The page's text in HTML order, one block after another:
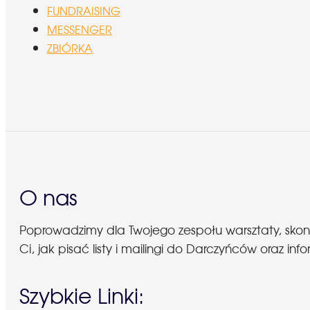
FUNDRAISING
MESSENGER
ZBIÓRKA
O nas
Poprowadzimy dla Twojego zespołu warsztaty,
Ci, jak pisać listy i mailingi do Darczyńców oraz
Szybkie Linki: